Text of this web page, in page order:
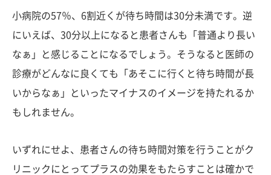
小病院の57％、6割近くが待ち時間は30分未満です。逆
にいえば、30分以上になると患者さんも「普通より長い
なぁ」と感じることになるでしょう。そうなると医師の
診療がどんなに良くても「あそこに行くと待ち時間が長
いからなぁ」といったマイナスのイメージを持たれるか
もしれません。
いずれにせよ、患者さんの待ち時間対策を行うことがク
リニックにとってプラスの効果をもたらすことは確かで